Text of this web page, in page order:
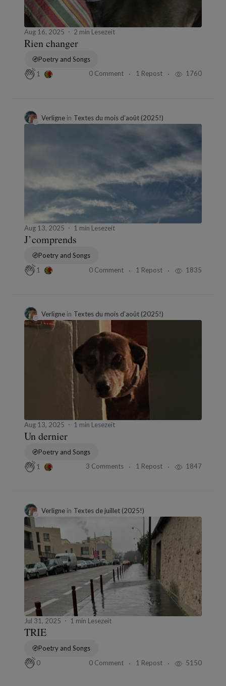
Aug 16, 2025 2 min Lesezeit
Rien changer
Poetry and Songs
1
0 Comment 1 Repost 1760
Verligne in Textes du mois d’août (2025!)
Aug 13, 2025 1 min Lesezeit
J’comprends
Poetry and Songs
1
0 Comment 1 Repost 1835
Verligne in Textes du mois d’août (2025!)
Aug 13, 2025 1 min Lesezeit
Un dernier
Poetry and Songs
1
3 Comments 1 Repost 1847
Verligne in Textes de juillet (2025!)
Jul 31, 2025 1 min Lesezeit
TRIE
Poetry and Songs
0
0 Comment 1 Repost 5150